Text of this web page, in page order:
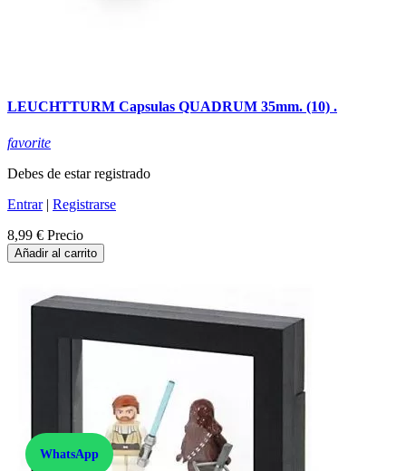
LEUCHTTURM Capsulas QUADRUM 35mm. (10) .
favorite
Debes de estar registrado
Entrar| Registrarse
8,99 € Precio
Añadir al carrito
WhatsApp